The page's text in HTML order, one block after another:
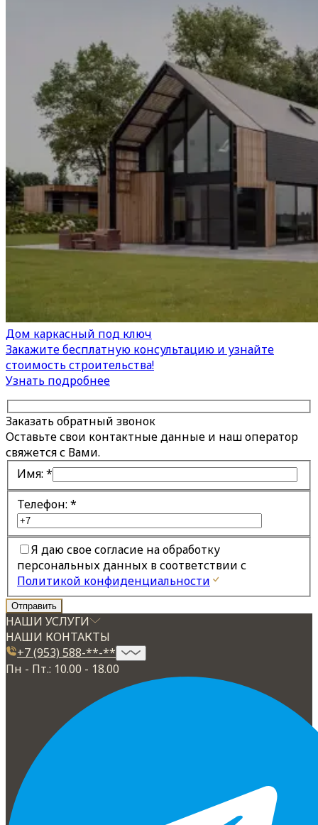
Дом каркасный под ключ
Закажите бесплатную консультацию и узнайте
стоимость строительства!
Узнать подробнее
Заказать обратный звонок
Оставьте свои контактные данные и наш оператор
свяжется с Вами.
Имя: *
Телефон: *
Я даю свое согласие на обработку
персональных данных в соответствии с
Политикой конфиденциальности
НАШИ УСЛУГИ
НАШИ КОНТАКТЫ
+7 (953) 588-**-**
Пн - Пт.: 10.00 - 18.00